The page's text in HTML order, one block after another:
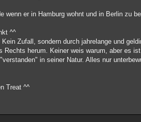
wenn er in Hamburg wohnt und in Berlin zu
^^
Zufall, sondern durch jahrelange und
herum. Keiner weis warum, aber es
in seiner Natur. Alles nur
Treat ^^